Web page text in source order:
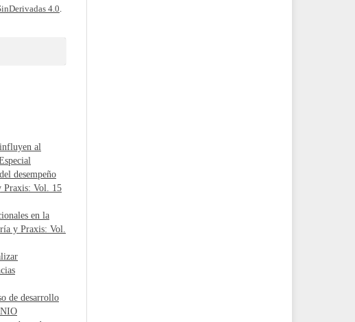
4.0.
al
desempeño
Praxis: Vol. 15
en la
y Praxis: Vol.
de desarrollo